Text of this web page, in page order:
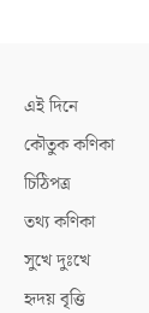
এই দিনে
কৌতুক কণিকা
চিঠিপত্র
তথ্য কণিকা
সুখে দুঃখে
হৃদয় বৃত্তি